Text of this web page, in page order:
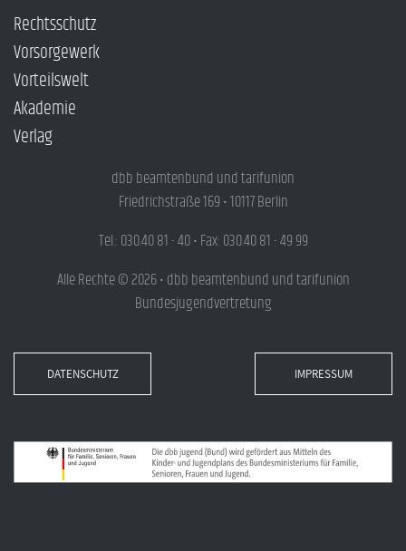
Rechtsschutz
Vorsorgewerk
Vorteilswelt
Akademie
Verlag
dbb beamtenbund und tarifunion
Friedrichstraße 169 • 10117 Berlin
Tel.: 030.40 81 - 40 • Fax: 030.40 81 - 49 99
Alle Rechte © 2026 • dbb beamtenbund und tarifunion
Bundesjugendvertretung
DATENSCHUTZ IMPRESSUM